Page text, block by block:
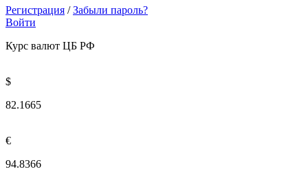
Регистрация / Забыли пароль?
Войти
Курс валют ЦБ РФ
$
82.1665
€
94.8366